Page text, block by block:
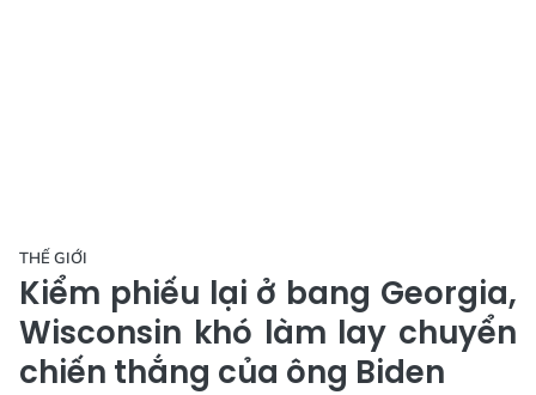
THẾ GIỚI
Kiểm phiếu lại ở bang Georgia,
Wisconsin khó làm lay chuyển
chiến thắng của ông Biden